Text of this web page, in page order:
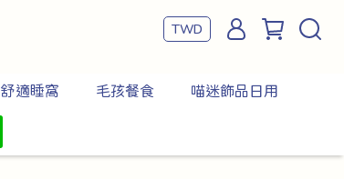
TWD
舒適睡窩 毛孩餐食 喵迷飾品日用